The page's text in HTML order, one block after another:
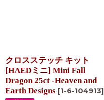
クロスステッチ キット
[HAEDミニ] Mini Fall
Dragon 25ct -Heaven and
Earth Designs [1-6-104913]